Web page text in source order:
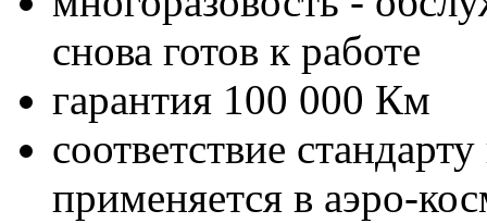
снова готов к работе
гарантия 100 000 Км
соответствие
применяется в аэро-